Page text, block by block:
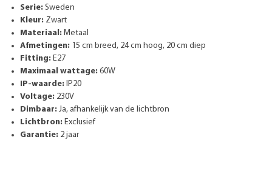
Serie: Sweden
Kleur: Zwart
Materiaal: Metaal
Afmetingen: 15 cm breed, 24 cm hoog, 20 cm diep
Fitting: E27
Maximaal wattage: 60W
IP-waarde: IP20
Voltage: 230V
Dimbaar: Ja, afhankelijk van de lichtbron
Lichtbron: Exclusief
Garantie: 2 jaar